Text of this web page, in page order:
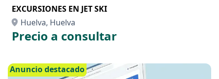
EXCURSIONES EN JET SKI
Huelva, Huelva
Precio a consultar
Anuncio destacado